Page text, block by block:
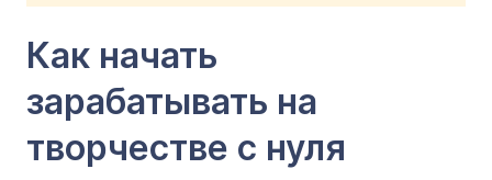
Как начать
зарабатывать на
творчестве с нуля